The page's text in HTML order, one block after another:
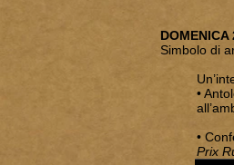
DOMENICA
Simbolo di
•
•
Prix